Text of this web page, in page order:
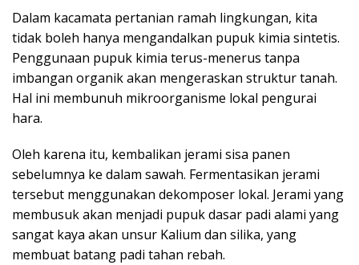
Dalam kacamata pertanian ramah lingkungan, kita
tidak boleh hanya mengandalkan pupuk kimia sintetis.
Penggunaan pupuk kimia terus-menerus tanpa
imbangan organik akan mengeraskan struktur tanah.
Hal ini membunuh mikroorganisme lokal pengurai
hara.
Oleh karena itu, kembalikan jerami sisa panen
sebelumnya ke dalam sawah. Fermentasikan jerami
tersebut menggunakan dekomposer lokal. Jerami yang
membusuk akan menjadi pupuk dasar padi alami yang
sangat kaya akan unsur Kalium dan silika, yang
membuat batang padi tahan rebah.